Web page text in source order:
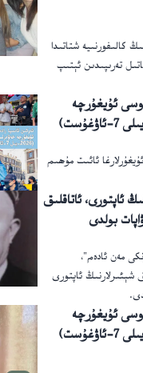
كالىفورنىيە شتاتىدا
تەرىپىدىن ئېتىپ
ئۇيغۇرچە
ئائىت مۇھىم
ئاپتورى، ئاتاقلىق
بولدى
مەن ئادەم"،
شېئىرلارنىڭ ئاپتورى
ئۇيغۇرچە